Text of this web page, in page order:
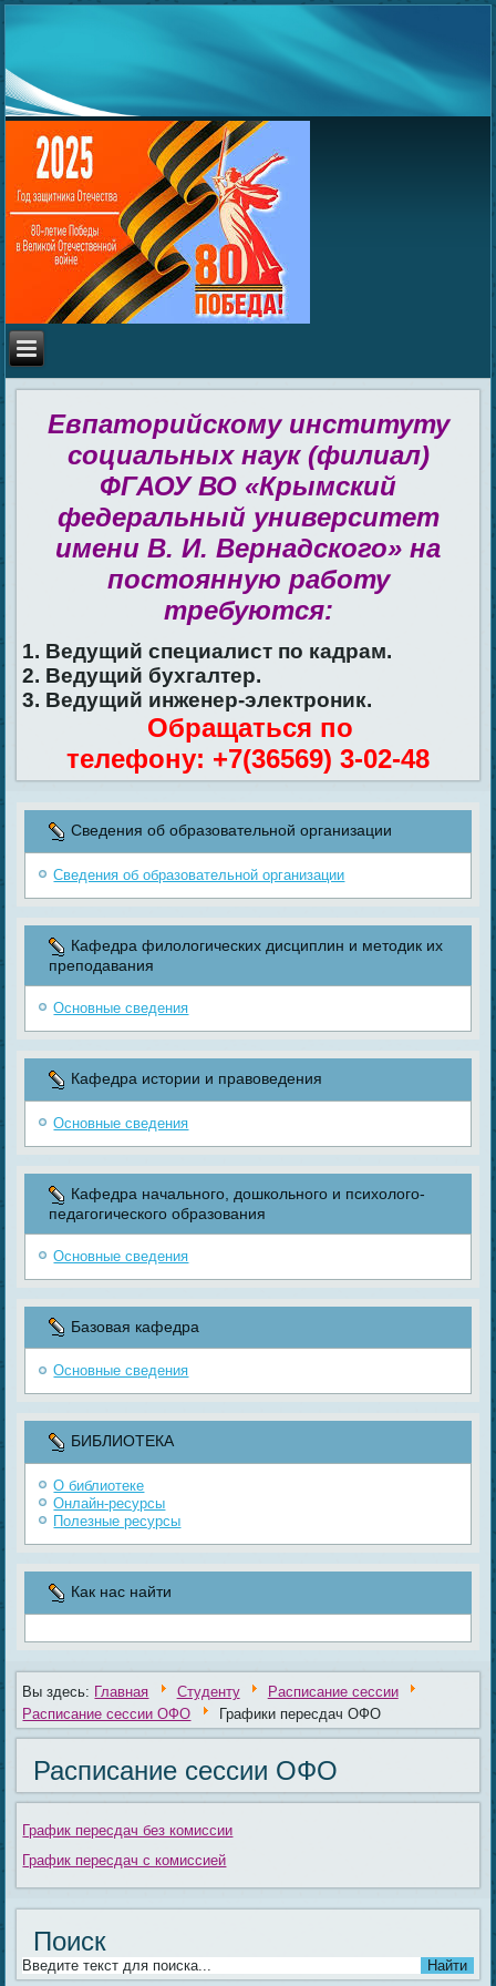
Евпаторийскому институту
социальных наук (филиал)
ФГАОУ ВО «Крымский
федеральный университет
имени В. И. Вернадского» на
постоянную работу
требуются:
1. Ведущий специалист по кадрам.
2. Ведущий бухгалтер.
3. Ведущий инженер-электроник.
Обращаться по
телефону: +7(36569) 3-02-48
Сведения об образовательной организации
Сведения об образовательной организации
Кафедра филологических дисциплин и методик их
преподавания
Основные сведения
Кафедра истории и правоведения
Основные сведения
Кафедра начального, дошкольного и психолого-
педагогического образования
Основные сведения
Базовая кафедра
Основные сведения
БИБЛИОТЕКА
О библиотеке
Онлайн-ресурсы
Полезные ресурсы
Как нас найти
Вы здесь: Главная Студенту
Расписание сессии
Расписание сессии ОФО
Графики пересдач ОФО
Расписание сессии ОФО
График пересдач без комиссии
График пересдач с комиссией
Поиск